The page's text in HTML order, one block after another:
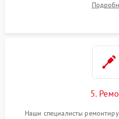
5.
Наши специалисты